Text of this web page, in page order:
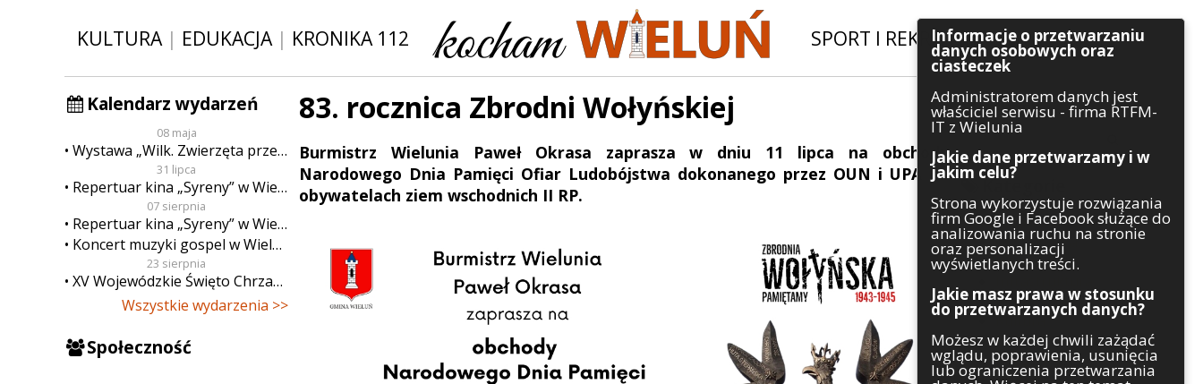
KULTURA| EDUKACJA| KRONIKA 112 SPORT I REKREACJA|INWESTYCJE
Kalendarz wydarzeń
08 maja
Wystawa „Wilk. Zwierzęta przeklęte”
31 lipca
Repertuar kina „Syreny” w Wieluniu w dn. od 31 lipca do 6 sierpnia
07 sierpnia
Repertuar kina „Syreny” w Wieluniu w dn. od 7 do 13 sierpnia
Koncert muzyki gospel w Wieluniu
23 sierpnia
XV Wojewódzkie Święto Chrzanu
Wszystkie wydarzenia >>
Społeczność
Szukaj
Kategorie
Architektura
Gospodarka
Handel
Komunikaty
Kultura
Polityka
Pozostałe
Psychologia
83. rocznica Zbrodni Wołyńskiej
Burmistrz Wielunia Paweł Okrasa zaprasza w dniu 11 lipca na obchody
Narodowego Dnia Pamięci Ofiar Ludobójstwa dokonanego przez OUN i UPA na
obywatelach ziem wschodnich II RP.
Informacje o przetwarzaniu
danych osobowych oraz
ciasteczek
Administratorem danych jest
właściciel serwisu - firma RTFM-
IT z Wielunia
Jakie dane przetwarzamy i w
jakim celu?
Strona wykorzystuje rozwiązania
firm Google i Facebook służące do
analizowania ruchu na stronie
oraz personalizacji
wyświetlanych treści.
Jakie masz prawa w stosunku
do przetwarzanych danych?
Możesz w każdej chwili zażądać
wglądu, poprawienia, usunięcia
lub ograniczenia przetwarzania